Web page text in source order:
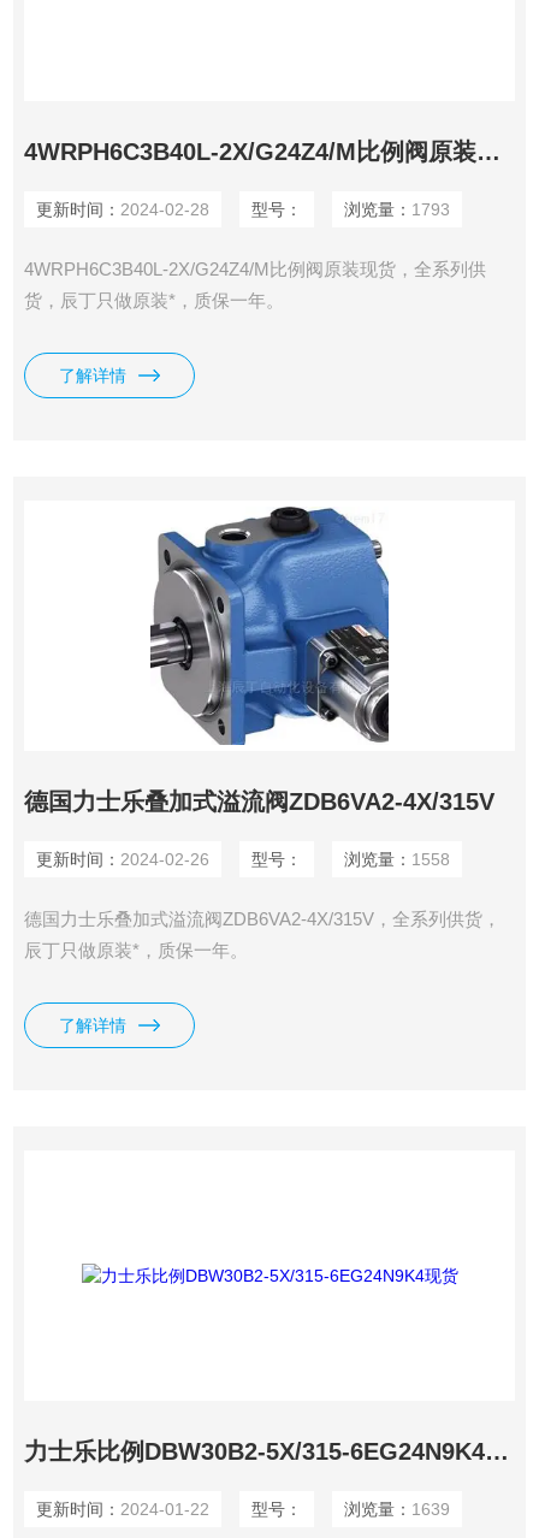
4WRPH6C3B40L-2X/G24Z4/M比例阀原装现货
更新时间： 2024-02-28 型号： 浏览量： 1793
4WRPH6C3B40L-2X/G24Z4/M比例阀原装现货，全系列供
货，辰丁只做原装*，质保一年。
了解详情
德国力士乐叠加式溢流阀ZDB6VA2-4X/315V
更新时间： 2024-02-26 型号： 浏览量： 1558
德国力士乐叠加式溢流阀ZDB6VA2-4X/315V，全系列供货，
辰丁只做原装*，质保一年。
了解详情
力士乐比例DBW30B2-5X/315-6EG24N9K4现货
更新时间： 2024-01-22 型号： 浏览量： 1639